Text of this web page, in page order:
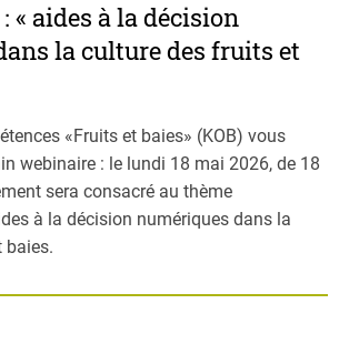
« aides à la décision
la culture des fruits et
«Fruits et baies» (KOB) vous
webinaire : le lundi 18 mai 2026, de 18
sera consacré au thème
à la décision numériques dans la
baies.